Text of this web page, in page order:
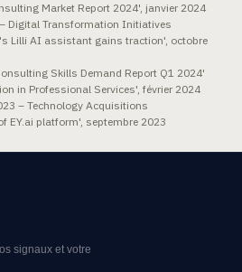
Market Report 2024', janvier 2024
Digital Transformation Initiatives
Lilli AI assistant gains traction', octobre
Skills Demand Report Q1 2024'
in Professional Services', février 2024
– Technology Acquisitions
EY.ai platform', septembre 2023
signaux et votre